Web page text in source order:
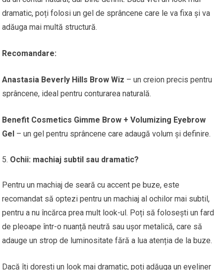
dramatic, poți folosi un gel de sprâncene care le va fixa și va
adăuga mai multă structură.
Recomandare:
Anastasia Beverly Hills Brow Wiz – un creion precis pentru
sprâncene, ideal pentru conturarea naturală.
Benefit Cosmetics Gimme Brow + Volumizing Eyebrow
Gel – un gel pentru sprâncene care adaugă volum și definire.
Ochii: machiaj subtil sau dramatic?
Pentru un machiaj de seară cu accent pe buze, este
recomandat să optezi pentru un machiaj al ochilor mai subtil,
pentru a nu încărca prea mult look-ul. Poți să folosești un fard
de pleoape într-o nuanță neutră sau ușor metalică, care să
adauge un strop de luminositate fără a lua atenția de la buze.
Dacă îți dorești un look mai dramatic, poți adăuga un eyeliner